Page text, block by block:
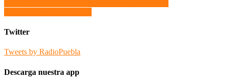
Twitter
Tweets by RadioPuebla
Descarga nuestra app